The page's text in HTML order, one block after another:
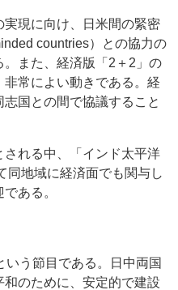
現に向け、日米間の緊密
countries）との協力の
また、経済版「2＋2」の
常によい動きである。経
国との間で協議すること
れる中、「インド太平洋
同地域に経済面でも関与し
ある。
う節目である。日中両国
のために、安定的で建設